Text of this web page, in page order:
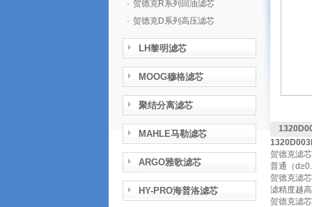
· 贺德克R系列回油滤芯
· 贺德克D系列高压滤芯
LH黎明滤芯
MOOG穆格滤芯
聚结分离滤芯
MAHLE马勒滤芯
ARGO雅歌滤芯
HY-PRO海普洛滤芯
贺德克滤
普通（
贺德克滤
滤精度越
贺德克滤